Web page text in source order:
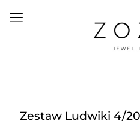
Zestaw Ludwiki 4/